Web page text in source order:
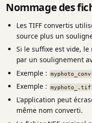
Nommage des
Les TIFF convertis
source plus un
Si le suffixe est vide,
par un soulignement
Exemple :
Exemple : myphoto_.tif
L'application peut
même nom converti.